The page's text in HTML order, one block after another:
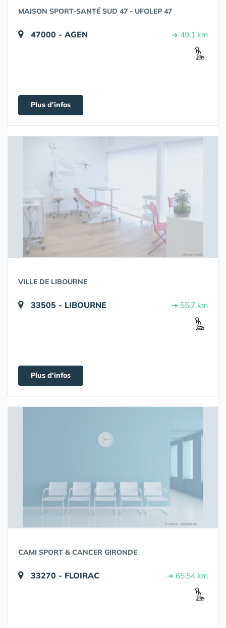
MAISON SPORT-SANTÉ SUD 47 - UFOLEP 47
47000 - AGEN ➔ 49.1 km
Plus d'infos
VILLE DE LIBOURNE
33505 - LIBOURNE ➔ 55.7 km
Plus d'infos
CAMI SPORT & CANCER GIRONDE
33270 - FLOIRAC ➔ 65.54 km